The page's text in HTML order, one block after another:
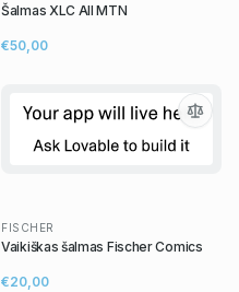
Šalmas XLC All MTN
€50,00
FISCHER
Vaikiškas šalmas Fischer Comics
€20,00